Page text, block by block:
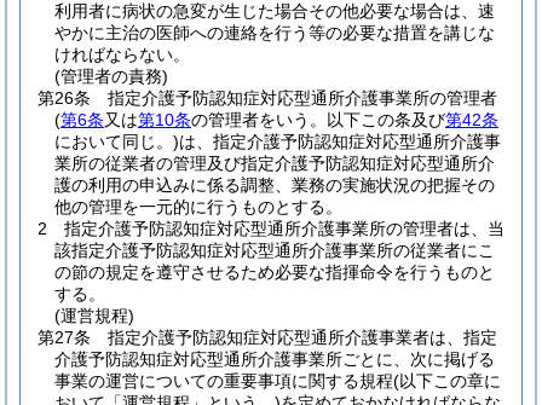
利用者に病状の急変が生じた場合その他必要な場合は、速
やかに主治の医師への連絡を行う等の必要な措置を講じな
ければならない。
(管理者の責務)
第26条
指定介護予防認知症対応型通所介護事業所の管理者
(第6条又は第10条の管理者をいう。以下この条及び第42条
において同じ。)は、指定介護予防認知症対応型通所介護事
業所の従業者の管理及び指定介護予防認知症対応型通所介
護の利用の申込みに係る調整、業務の実施状況の把握その
他の管理を一元的に行うものとする。
2
指定介護予防認知症対応型通所介護事業所の管理者は、当
該指定介護予防認知症対応型通所介護事業所の従業者にこ
の節の規定を遵守させるため必要な指揮命令を行うものと
する。
(運営規程)
第27条
指定介護予防認知症対応型通所介護事業者は、指定
介護予防認知症対応型通所介護事業所ごとに、次に掲げる
事業の運営についての重要事項に関する規程(以下この章に